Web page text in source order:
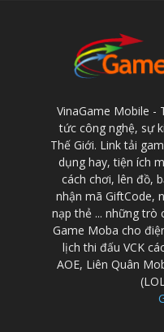
VinaGame Mobile -
tức công nghệ, sự
Thế Giới. Link tải
dụng hay, tiện ích
cách chơi, lên đồ,
nhận mã GiftCode,
nạp thẻ ... những trò
Game Moba cho
lịch thi đấu VCK
AOE, Liên Quân